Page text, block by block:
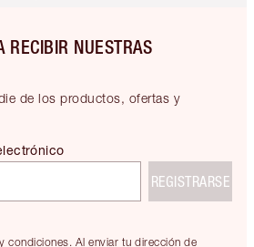
RECIBIR NUESTRAS
de los productos, ofertas y
condiciones. Al enviar tu dirección de
REGISTRARSE